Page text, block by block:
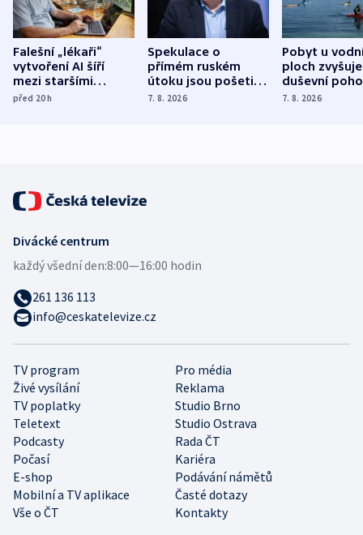
Falešní „lékaři“
vytvoření AI šíří
mezi staršími
Poláky nebezpečné
před 20h
Spekulace o
přímém ruském
útoku jsou pošetilé,
míní estonský
7. 8. 2026
Pobyt u
ploch zvyšuje
duševní
ukázala
7. 8. 2026
TV program
Pro média
Živé vysílání
Reklama
TV poplatky
Studio Brno
Teletext
Studio Ostrava
Podcasty
Rada ČT
Počasí
Kariéra
E-shop
Podávání námětů
Mobilní a TV aplikace
Časté dotazy
Vše o ČT
Kontakty
Divácké centrum
každý všední den:8:00—16:00 hodin
261 136 113
info@ceskatelevize.cz